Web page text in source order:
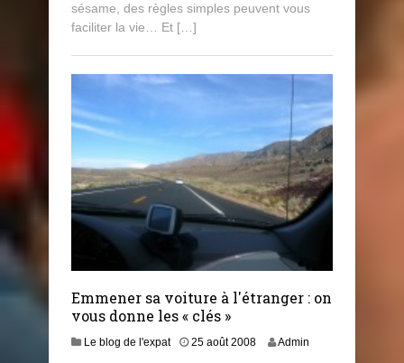
sésame, des règles simples peuvent vous
faciliter la vie… Et […]
Emmener sa voiture à l'étranger : on
vous donne les « clés »
Le blog de l'expat 25 août 2008 Admin